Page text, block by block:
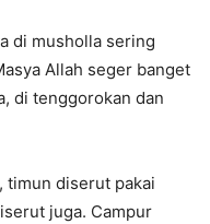
di musholla sering
Allah seger banget
di tenggorokan dan
timun diserut pakai
juga. Campur